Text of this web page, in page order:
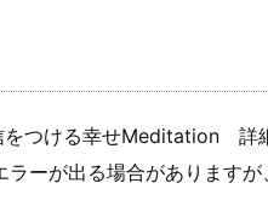
をつける幸せMeditation 詳
ラーが出る場合があります